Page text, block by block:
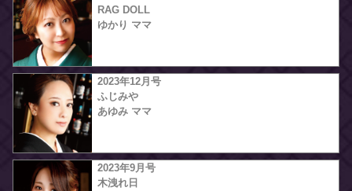
RAG DOLL
ゆかり ママ
2023年12月号
ふじみや
あゆみ ママ
2023年9月号
木洩れ日